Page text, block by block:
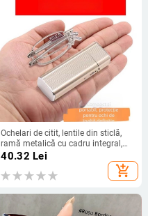
Ochelari de citit, lentile din sticlă,
ramă metalică cu cadru integral,
design pătrat, pentru vedere la
40.32 Lei
add_shopping_cart